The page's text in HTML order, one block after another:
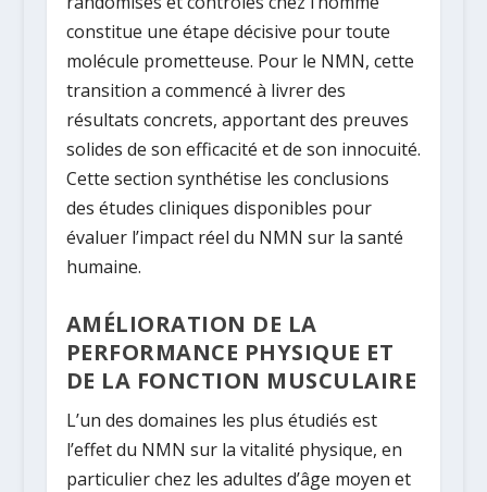
constitue une étape décisive pour toute
molécule prometteuse. Pour le NMN, cette
transition a commencé à livrer des
résultats concrets, apportant des preuves
solides de son efficacité et de son innocuité.
Cette section synthétise les conclusions
des études cliniques disponibles pour
évaluer l’impact réel du NMN sur la santé
humaine.
AMÉLIORATION DE LA
PERFORMANCE PHYSIQUE ET
DE LA FONCTION MUSCULAIRE
L’un des domaines les plus étudiés est
l’effet du NMN sur la vitalité physique, en
particulier chez les adultes d’âge moyen et